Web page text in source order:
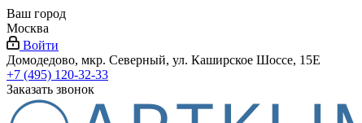
Ваш город
Москва
Войти
Домодедово, мкр. Северный, ул. Каширское Шоссе, 15Е
+7 (495) 120-32-33
Заказать звонок